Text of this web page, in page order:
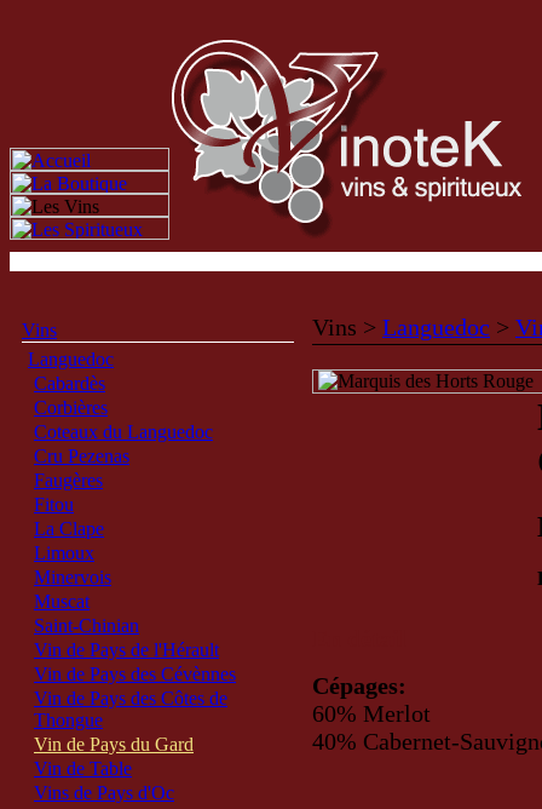
Vins
Languedoc
Cabardès
Corbières
Coteaux du Languedoc
Cru Pezenas
Faugères
Fitou
La Clape
Limoux
Minervois
Muscat
Saint-Chinian
Vin de Pays de l'Hérault
Vin de Pays des Cévènnes
Vin de Pays des Côtes de
Thongue
Vin de Pays du Gard
Vin de Table
Vins de Pays d'Oc
Vins > Languedoc >
Cépages:
60% Merlot
40% Cabernet-